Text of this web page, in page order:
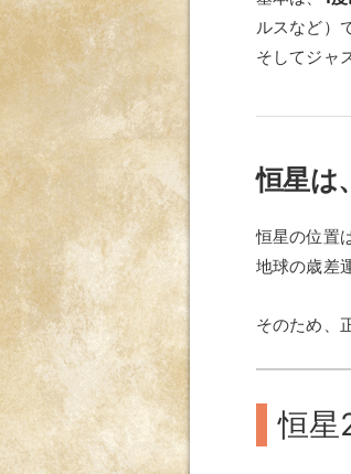
ルスなど）
そしてジャ
恒星は
恒星の位置
地球の歳差
そのため、
恒星